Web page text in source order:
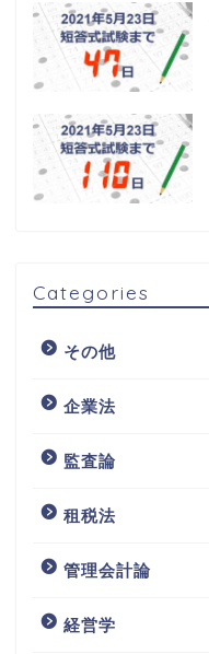
Categories
その他
企業法
監査論
租税法
管理会計論
経営学